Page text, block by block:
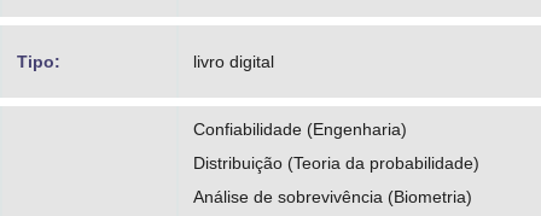
Tipo: livro digital
Confiabilidade (Engenharia)
Distribuição (Teoria da probabilidade)
Análise de sobrevivência (Biometria)